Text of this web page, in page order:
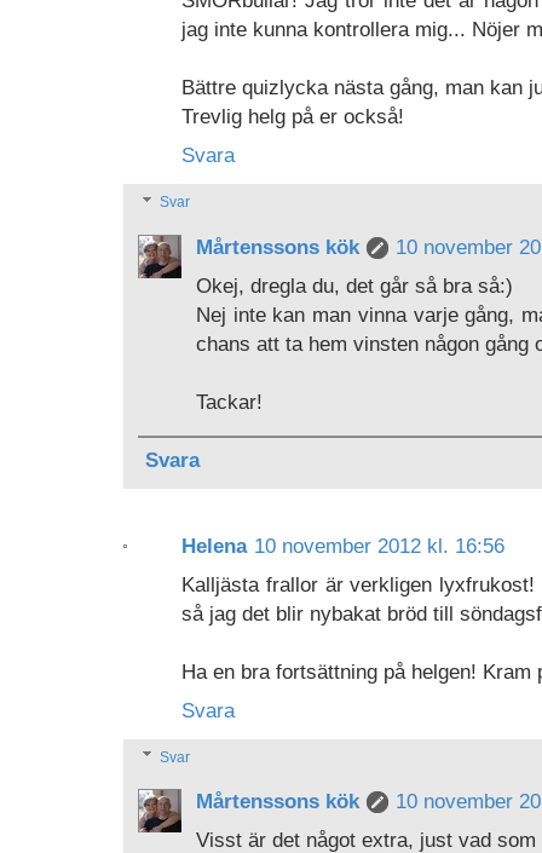
jag inte kunna kontrollera mig... Nöjer
Bättre quizlycka nästa gång, man kan
Trevlig helg på er också!
Svara
Svar
Mårtenssons kök
10 november
Okej, dregla du, det går så bra så:)
Nej inte kan man vinna varje gång,
chans att ta hem vinsten någon gång
Tackar!
Svara
Helena 10 november 2012 kl. 16:56
Kalljästa frallor är verkligen
så jag det blir nybakat bröd till
Ha en bra fortsättning på helgen! Kram
Svara
Svar
Mårtenssons kök
10 november
Visst är det något extra, just vad